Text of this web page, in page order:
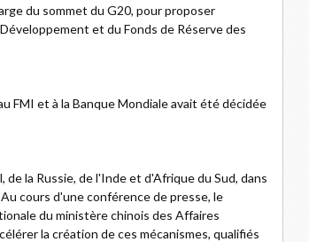
du sommet du G20, pour proposer
et du Fonds de Réserve des
FMI et à la Banque Mondiale avait été décidée
la Russie, de l'Inde et d'Afrique du Sud, dans
cours d'une conférence de presse, le
du ministère chinois des Affaires
la création de ces mécanismes, qualifiés